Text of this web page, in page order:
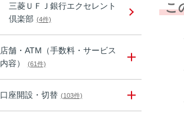
三菱ＵＦＪ銀行エクセレント
倶楽部 (4件)
店舗・ATM（手数料・サービス
内容）
(61件)
口座開設・切替 (103件)
こ